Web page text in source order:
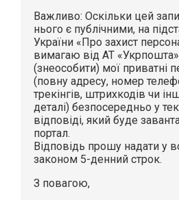
Важливо: Оскільки цей
нього є публічними, на
України «Про захист
вимагаю від АТ
(знеособити) мої приватні
(повну адресу, номер
трекінгів, штрихкодів чи
деталі) безпосередньо у
відповіді, який буде
портал.
Відповідь прошу надати у
законом 5-денний строк.
З повагою,